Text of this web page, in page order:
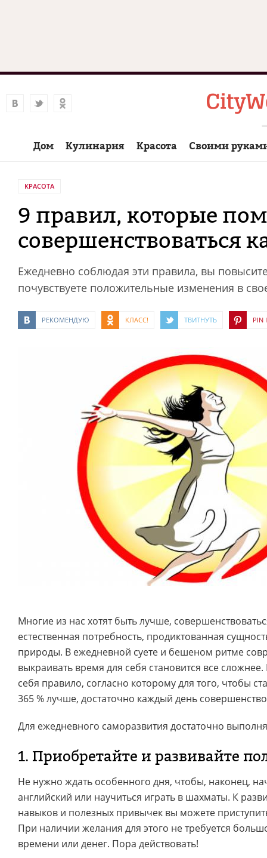
Дом Кулинария Красота Своими
КРАСОТА
9 правил, которые
совершенствоваться
Ежедневно соблюдая эти правила, вы
почувствуете положительные изменения в
РЕКОМЕНДУЮ КЛАСС! ТВИТНУТЬ PIN
Многие из нас хотят быть лучше,
естественная потребность, продиктованная
природы. В ежедневной суете и бешеном ритме
выкраивать время для себя становится все
себя правило, согласно которому для того, чтобы
365 % лучше, достаточно каждый день
Для ежедневного саморазвития достаточно
1. Приобретайте и развивайте
Не нужно ждать особенного дня, чтобы, наконец,
английский или научиться играть в шахматы. К
навыков и полезных привычек вы можете
При наличии желания для этого не требуется
времени или денег. Пора действовать!